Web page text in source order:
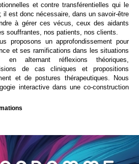
et contre transférentielles qui le
il est donc nécessaire, dans un savoir-être
à gérer ces vécus, ceux des aidants
souffrantes, nos patients, nos clients.
proposons un approfondissement pour
et ses ramifications dans les situations
alternant réflexions théoriques,
de cas cliniques et propositions
et de postures thérapeutiques. Nous
interactive dans une co-construction